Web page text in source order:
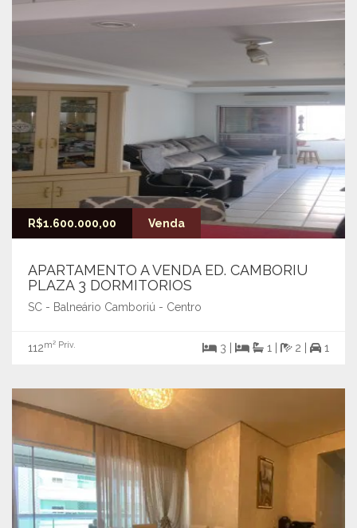
R$1.600.000,00 Venda
APARTAMENTO A VENDA ED. CAMBORIU
PLAZA 3 DORMITORIOS
SC - Balneário Camboriú - Centro
112m² Priv. 3 | 1 | 2 | 1